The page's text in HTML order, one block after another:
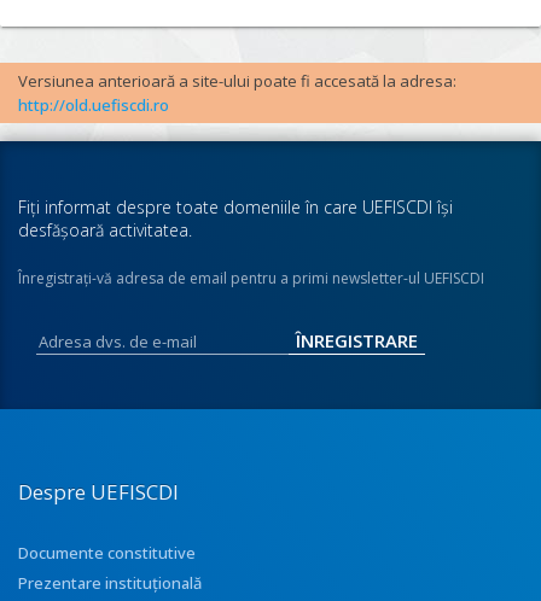
Versiunea anterioară a site-ului poate fi accesată la adresa:
http://old.uefiscdi.ro
Fiţi informat despre toate domeniile în care UEFISCDI îşi
desfăşoară activitatea.
Înregistraţi-vă adresa de email pentru a primi newsletter-ul UEFISCDI
Despre UEFISCDI
Documente constitutive
Prezentare instituţională